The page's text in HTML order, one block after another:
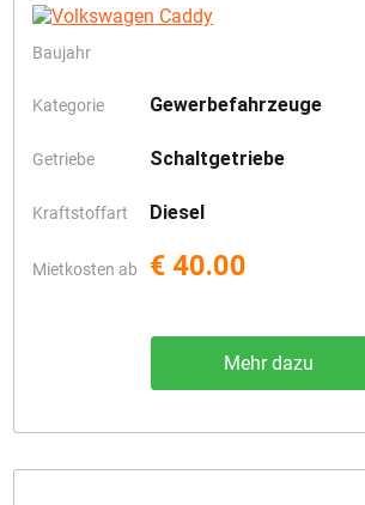
Baujahr
Kategorie Gewerbefahrzeuge
Getriebe Schaltgetriebe
Kraftstoffart Diesel
Mietkosten ab € 40.00
Mehr dazu